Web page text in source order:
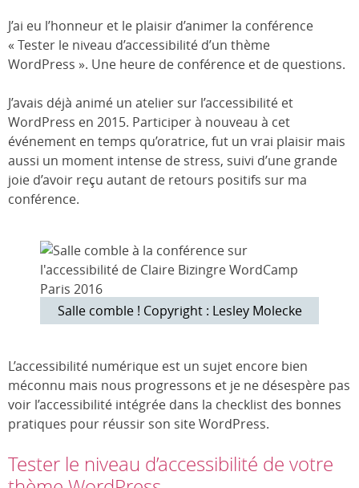
J’ai eu l’honneur et le plaisir d’animer la conférence
« Tester le niveau d’accessibilité d’un thème
WordPress ». Une heure de conférence et de questions.
J’avais déjà animé un atelier sur l’accessibilité et
WordPress en 2015. Participer à nouveau à cet
événement en temps qu’oratrice, fut un vrai plaisir mais
aussi un moment intense de stress, suivi d’une grande
joie d’avoir reçu autant de retours positifs sur ma
conférence.
Salle comble ! Copyright : Lesley Molecke
L’accessibilité numérique est un sujet encore bien
méconnu mais nous progressons et je ne désespère pas
voir l’accessibilité intégrée dans la checklist des bonnes
pratiques pour réussir son site WordPress.
Tester le niveau d’accessibilité de votre